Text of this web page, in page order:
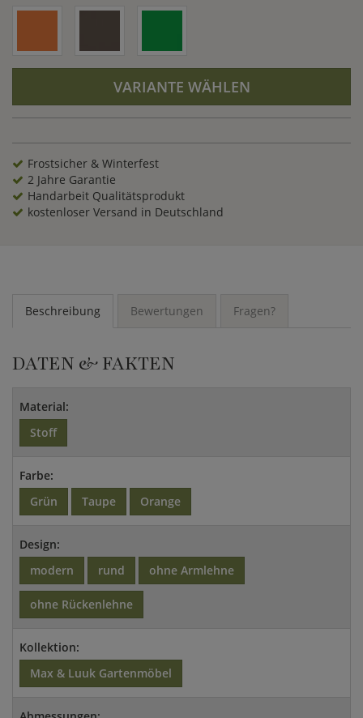
VARIANTE WÄHLEN
Frostsicher & Winterfest
2 Jahre Garantie
Handarbeit Qualitätsprodukt
kostenloser Versand in Deutschland
Beschreibung Bewertungen Fragen?
DATEN & FAKTEN
Material:
Stoff
Farbe:
Grün
Taupe Orange
Design:
modern
rund ohne Armlehne
ohne Rückenlehne
Kollektion:
Max & Luuk Gartenmöbel